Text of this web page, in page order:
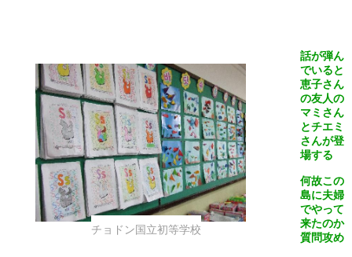
チョドン国立初等学校
話が弾ん
でいると
恵子さん
の友人の
マミさん
とチエミ
さんが登
場する
何故この
島に夫婦
でやって
来たのか
質問攻め